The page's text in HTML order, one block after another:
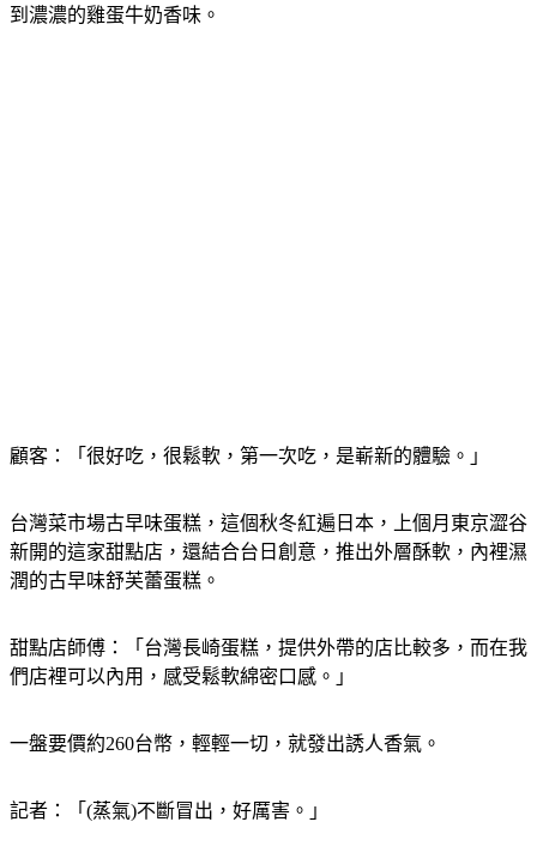
到濃濃的雞蛋牛奶香味。
顧客：「很好吃，很鬆軟，第一次吃，是嶄新的體驗。」
台灣菜市場古早味蛋糕，這個秋冬紅遍日本，上個月東京澀谷
新開的這家甜點店，還結合台日創意，推出外層酥軟，內裡濕
潤的古早味舒芙蕾蛋糕。
甜點店師傅：「台灣長崎蛋糕，提供外帶的店比較多，而在我
們店裡可以內用，感受鬆軟綿密口感。」
一盤要價約260台幣，輕輕一切，就發出誘人香氣。
記者：「(蒸氣)不斷冒出，好厲害。」